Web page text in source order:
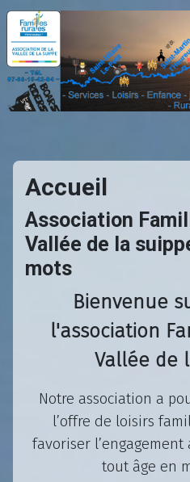
Accueil
Association
Vallée de la
mots
Bienvenue
l'association
Vallée de
Notre association a
l’offre de loisirs
favoriser
tout âge en